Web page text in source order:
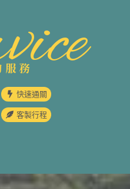
服務
快速通關
客製行程